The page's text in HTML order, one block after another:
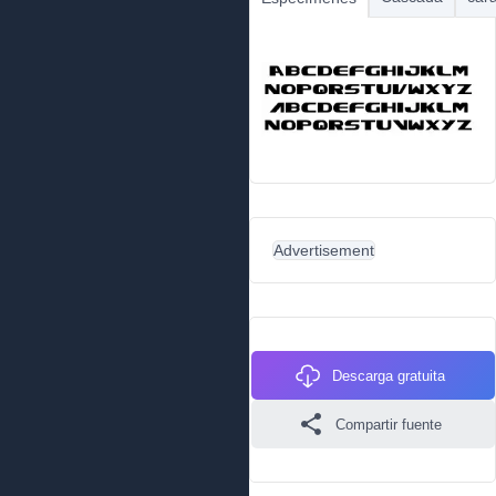
Advertisement
Descarga gratuita
Compartir fuente